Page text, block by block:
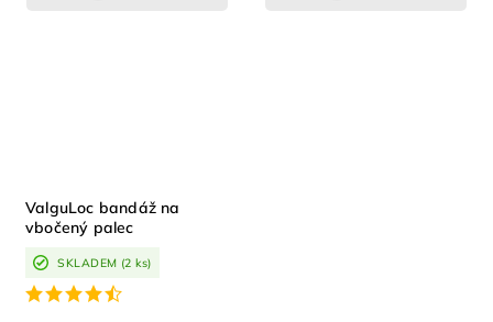
ValguLoc bandáž na
vbočený palec
SKLADEM (2 ks)